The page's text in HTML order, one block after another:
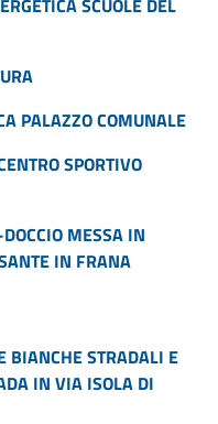
SCUOLE DEL
PALAZZO COMUNALE
SPORTIVO
MESSA IN
IN FRANA
BIANCHE STRADALI E
IN VIA ISOLA DI